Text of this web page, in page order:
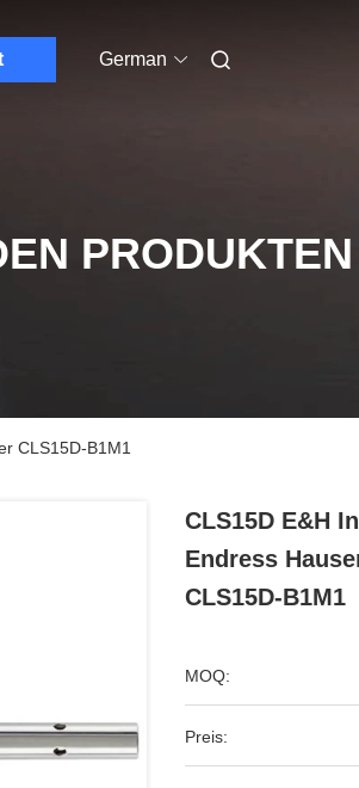
German
PRODUKTEN
CLS15D-B1M1
CLS15D E&H
Endress
CLS15D-B1M1
MOQ:
Preis: